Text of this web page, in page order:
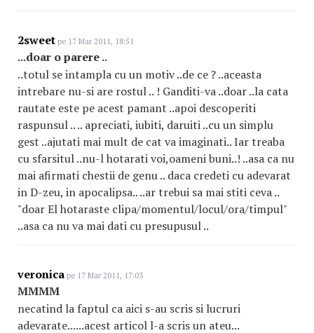
2sweet pe 17 Mar 2011, 18:51
...doar o parere ..
..totul se intampla cu un motiv ..de ce ? ..aceasta
intrebare nu-si are rostul .. ! Ganditi-va ..doar ..la cata
rautate este pe acest pamant ..apoi descoperiti
raspunsul .. .. apreciati, iubiti, daruiti ..cu un simplu
gest ..ajutati mai mult de cat va imaginati.. Iar treaba
cu sfarsitul ..nu-l hotarati voi,oameni buni..! ..asa ca nu
mai afirmati chestii de genu .. daca credeti cu adevarat
in D-zeu, in apocalipsa.. ..ar trebui sa mai stiti ceva ..
"doar El hotaraste clipa/momentul/locul/ora/timpul"
..asa ca nu va mai dati cu presupusul ..
veronica pe 17 Mar 2011, 17:03
MMMM
necatind la faptul ca aici s-au scris si lucruri
adevarate......acest articol l-a scris un ateu...